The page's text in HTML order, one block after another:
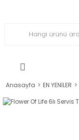
Anasayfa EN YENİLER